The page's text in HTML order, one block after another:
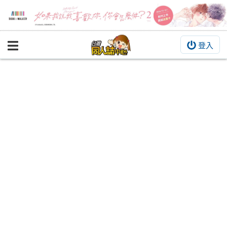
登入
BOOKY書集倉庫